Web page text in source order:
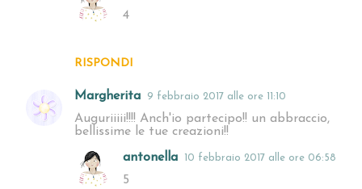
RISPONDI
4
Margherita 9 febbraio 2017 alle ore 11:10
Auguriiiii!!!! Anch'io partecipo!! un abbraccio,
bellissime le tue creazioni!!
antonella 10 febbraio 2017 alle ore 06:58
5